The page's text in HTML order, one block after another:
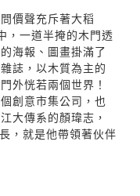
價聲充斥著大稻
一道半掩的木門透
海報、圖畫掛滿了
誌，以木質為主的
外恍若兩個世界！
創意市集公司，也
大傳系的顏瑋志，
，就是他帶領著伙伴